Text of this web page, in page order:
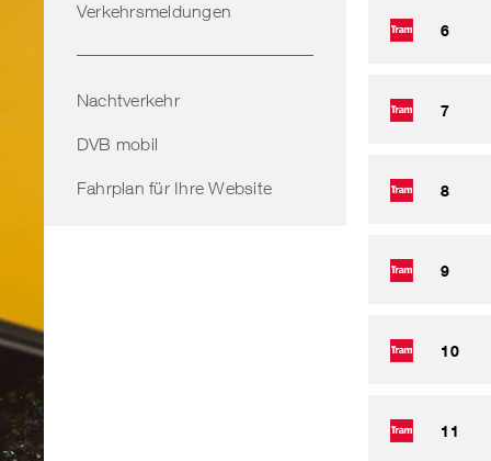
Verkehrsmeldungen
Nachtverkehr
DVB mobil
Fahrplan für Ihre Website
6
7
8
9
10
11